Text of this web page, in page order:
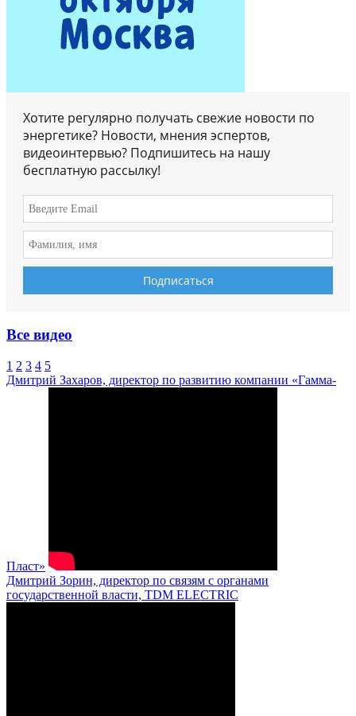
Хотите регулярно получать свежие новости по
энергетике? Новости, мнения эспертов,
видеоинтервью? Подпишитесь на нашу
бесплатную рассылку!
Все видео
1 2 3 4 5
Дмитрий Захаров, директор по развитию компании «Гамма-
Пласт»
Дмитрий Зорин, директор по связям с органами
государственной власти, TDM ELECTRIC